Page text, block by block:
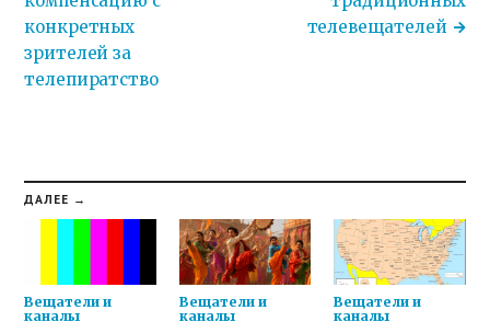
конкретных
зрителей за
телепиратство
телевещателей
ДАЛЕЕ →
Вещатели и
каналы
Вещатели и
каналы
Вещатели и
каналы